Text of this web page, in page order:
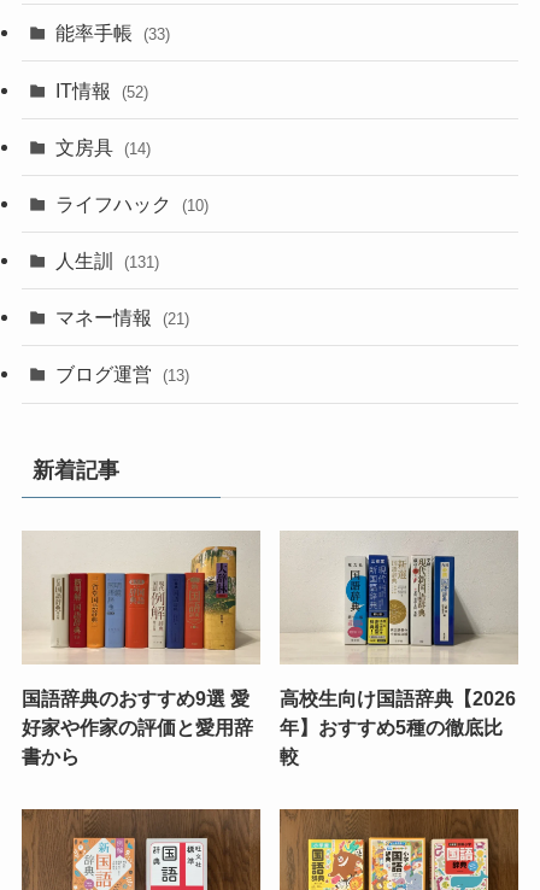
能率手帳 (33)
IT情報 (52)
文房具 (14)
ライフハック (10)
人生訓 (131)
マネー情報 (21)
ブログ運営 (13)
新着記事
国語辞典のおすすめ9選 愛
好家や作家の評価と愛用辞
書から
高校生向け国語辞典【2026
年】おすすめ5種の徹底比
較